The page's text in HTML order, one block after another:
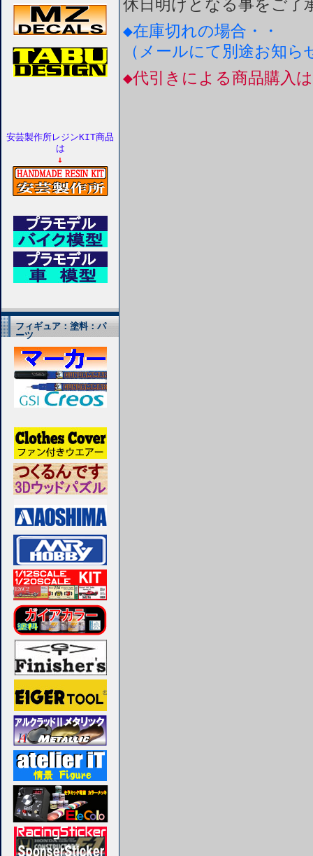
安芸製作所レジンKIT商品
は
↓
フィギュア：塗料：パ
ーツ
休日明けとなる事をご了
◆在庫切れの場合・・
（メールにて別途お知
◆代引きによる商品購入